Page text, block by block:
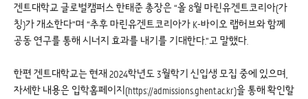
겐트대학교 글로벌캠퍼스 한태준 총장은 “올 8월 마린유겐트코리아(가
칭)가 개소한다”며 “추후 마린유겐트코리아가 K-바이오 랩허브와 함께
공동 연구를 통해 시너지 효과를 내기를 기대한다.”고 말했다.
한편 겐트대학교는 현재 2024학년도 3월학기 신입생 모집 중에 있으며,
자세한 내용은 입학홈페이지(https://admissions.ghent.ac.kr)을 통해 확인할